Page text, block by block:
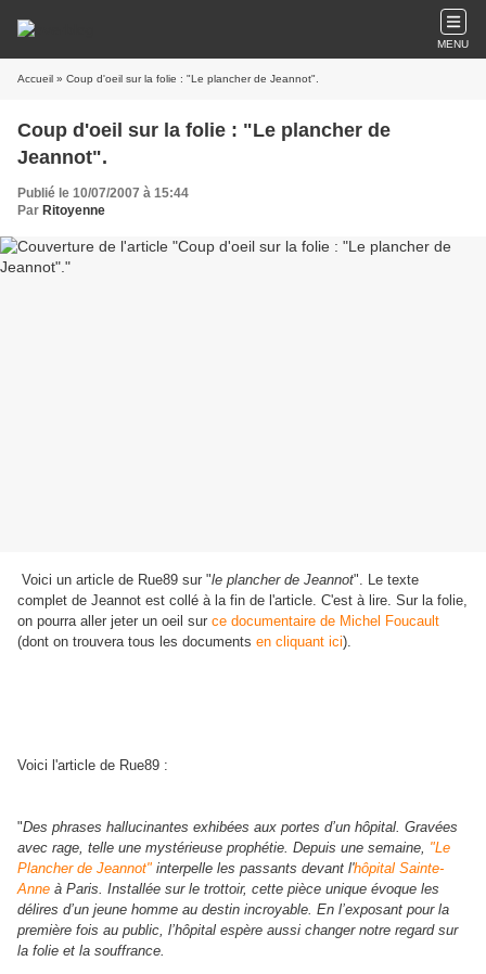
MENU
Accueil » Coup d'oeil sur la folie : "Le plancher de Jeannot".
Coup d'oeil sur la folie : "Le plancher de
Jeannot".
Publié le 10/07/2007 à 15:44
Par Ritoyenne
Voici un article de Rue89 sur "le plancher de Jeannot". Le texte
complet de Jeannot est collé à la fin de l'article. C'est à lire. Sur la folie,
on pourra aller jeter un oeil sur ce documentaire de Michel Foucault
(dont on trouvera tous les documents en cliquant ici).
Voici l'article de Rue89 :
"Des phrases hallucinantes exhibées aux portes d’un hôpital. Gravées
avec rage, telle une mystérieuse prophétie. Depuis une semaine, "Le
Plancher de Jeannot" interpelle les passants devant l'hôpital Sainte-
Anne à Paris. Installée sur le trottoir, cette pièce unique évoque les
délires d’un jeune homme au destin incroyable. En l’exposant pour la
première fois au public, l’hôpital espère aussi changer notre regard sur
la folie et la souffrance.